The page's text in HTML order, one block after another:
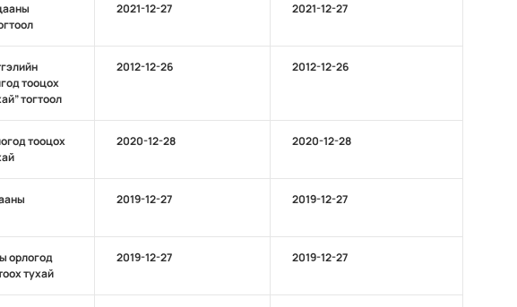
2021-12-27 2021-12-27
тооцох
тогтоол
2012-12-26 2012-12-26
тооцох
2020-12-28 2020-12-28
2019-12-27 2019-12-27
орлогод
тухай
2019-12-27 2019-12-27